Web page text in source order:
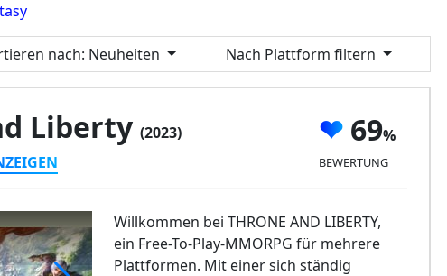
nach: Neuheiten Nach Plattform filtern
Liberty (2023)
69
BEWERTUNG
Willkommen bei THRONE AND LIBERTY,
ein Free-To-Play-MMORPG für mehrere
Plattformen. Mit einer sich ständig